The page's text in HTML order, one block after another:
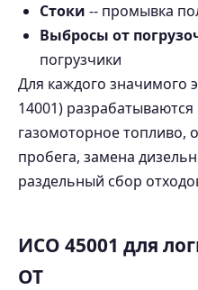
Стоки -- промывка
Выбросы от
погрузчики
Для каждого значимого
14001)
газомоторное топливо,
пробега, замена
раздельный сбор
ИСО 45001 для
ОТ